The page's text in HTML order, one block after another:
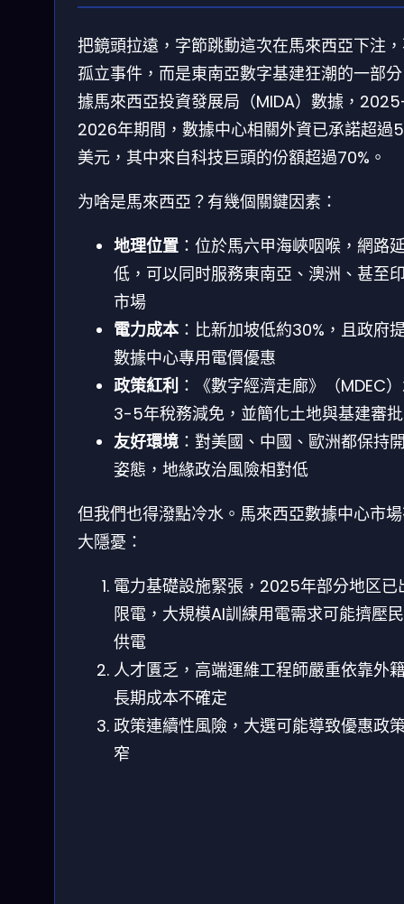
把鏡頭拉遠，字節跳動這次在馬來西亞下注
孤立事件，而是東南亞數字基建狂潮的一部
據馬來西亞投資發展局（MIDA）數據，
2026年期間，數據中心相關外資已承諾超過
美元，其中來自科技巨頭的份額超過70%。
为啥是馬來西亞？有幾個關鍵因素：
地理位置 ：位於馬六甲海峽咽喉，網路
低，可以同时服務東南亞、澳洲、甚至
市場
電力成本 ：比新加坡低約30%，且政府
數據中心專用電價優惠
政策紅利 ：《數字經濟走廊》（MDEC
3-5年稅務減免，並簡化土地與基建審批
友好環境 ：對美國、中國、歐洲都保持
姿態，地緣政治風險相對低
但我們也得潑點冷水。馬來西亞數據中心市
大隱憂：
電力基礎設施緊張，2025年部分地区已
限電，大規模AI訓練用電需求可能擠壓
供電
人才匱乏，高端運維工程師嚴重依靠外
長期成本不確定
政策連續性風險，大選可能導致優惠政
窄